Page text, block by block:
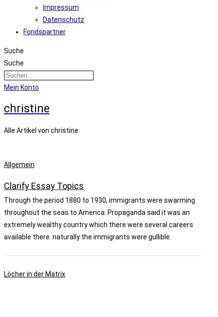
Impressum
Datenschutz
Fondspartner
Suche
Suche
Mein Konto
christine
Alle Artikel von christine
Allgemein
Clarify Essay Topics
Through the period 1880 to 1930, immigrants were swarming
throughout the seas to America. Propaganda said it was an
extremely wealthy country which there were several careers
available there. naturally the immigrants were gullible.
Löcher in der Matrix